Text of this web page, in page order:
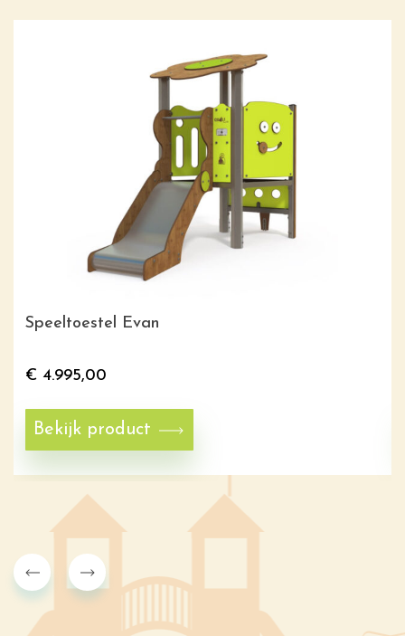
Speeltoestel Evan
€ 4.995,00
Bekijk product